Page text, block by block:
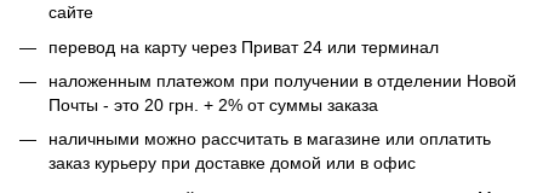
сайте
перевод на карту через Приват 24 или терминал
наложенным платежом при получении в отделении Новой
Почты - это 20 грн. + 2% от суммы заказа
наличными можно рассчитать в магазине или оплатить
заказ курьеру при доставке домой или в офис